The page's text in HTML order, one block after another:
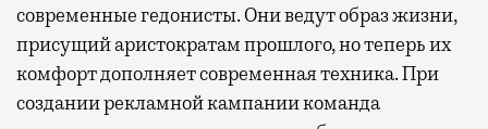
современные гедонисты. Они ведут образ жизни,
присущий аристократам прошлого, но теперь их
комфорт дополняет современная техника. При
создании рекламной кампании команда